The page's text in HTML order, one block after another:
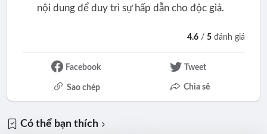
nội dung để duy trì sự hấp dẫn cho độc giả.
4.6 /5 đánh giá
Facebook Tweet
Sao chép Chia sẻ
Có thể bạn thích